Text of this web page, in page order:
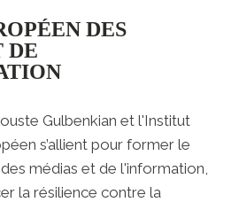
DES
DE
Gulbenkian et l'Institut
s’allient pour former le
médias et de l'information,
la résilience contre la